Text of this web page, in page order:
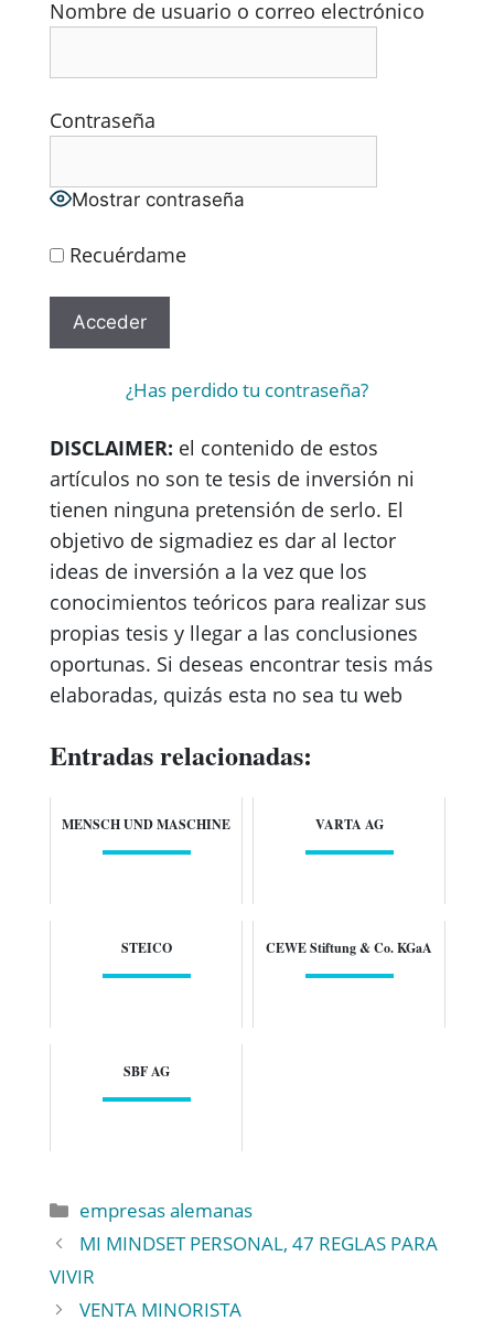
Nombre de usuario o correo electrónico
Contraseña
Mostrar contraseña
Recuérdame
¿Has perdido tu contraseña?
DISCLAIMER: el contenido de estos
artículos no son te tesis de inversión ni
tienen ninguna pretensión de serlo. El
objetivo de sigmadiez es dar al lector
ideas de inversión a la vez que los
conocimientos teóricos para realizar sus
propias tesis y llegar a las conclusiones
oportunas. Si deseas encontrar tesis más
elaboradas, quizás esta no sea tu web
Entradas relacionadas:
MENSCH UND MASCHINE VARTA AG
STEICO CEWE Stiftung & Co. KGaA
SBF AG
empresas alemanas
MI MINDSET PERSONAL, 47 REGLAS PARA
VIVIR
VENTA MINORISTA